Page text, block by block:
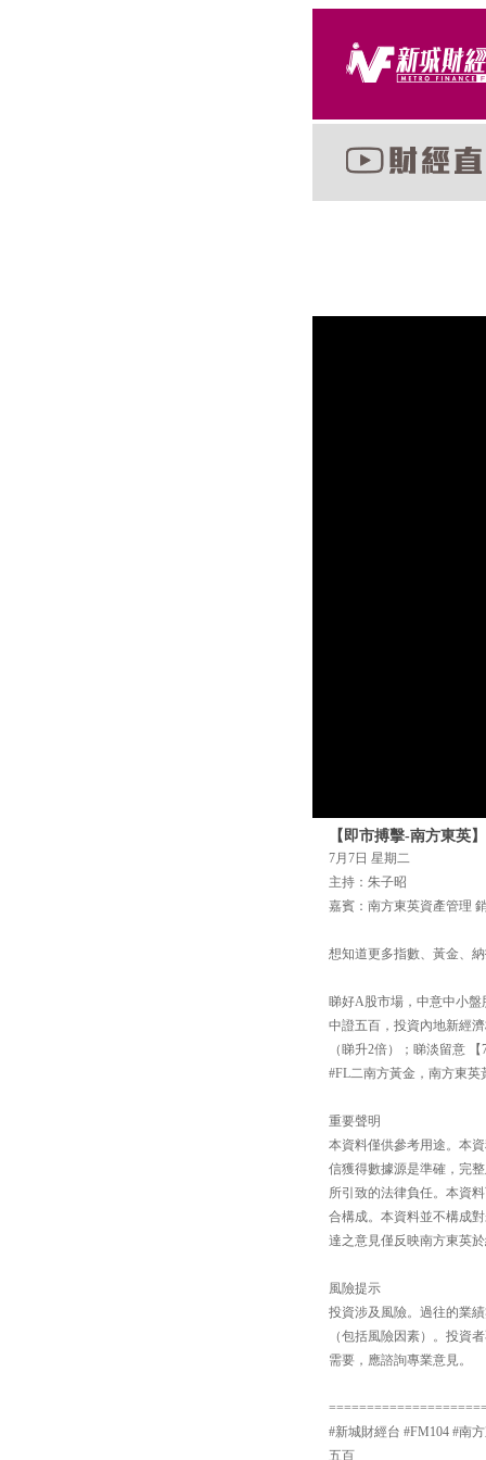
【即市搏擊-南方東英
7月7日 星期二
主持：朱子昭
嘉賓：南方東英資產管理
想知道更多指數、黃金、
睇好A股市場，中意中小盤
中證五百，投資內地新經
（睇升2倍）；睇淡留意
#FL二南方黃金，南方東
重要聲明
本資料僅供參考用途。本
信獲得數據源是準確，完
所引致的法律負任。本資
合構成。本資料並不構成
達之意見僅反映南方東英
風險提示
投資涉及風險。過往的業
（包括風險因素）。投資
需要，應諮詢專業意見。
#新城財經台 #FM104 #南
五百